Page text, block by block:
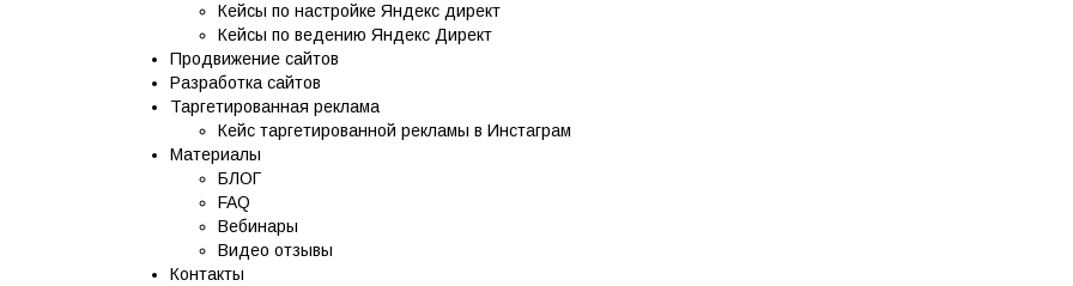
Кейсы по настройке Яндекс директ
Кейсы по ведению Яндекс Директ
Продвижение сайтов
Разработка сайтов
Таргетированная реклама
Кейс таргетированной рекламы в Инстаграм
Материалы
БЛОГ
FAQ
Вебинары
Видео отзывы
Контакты